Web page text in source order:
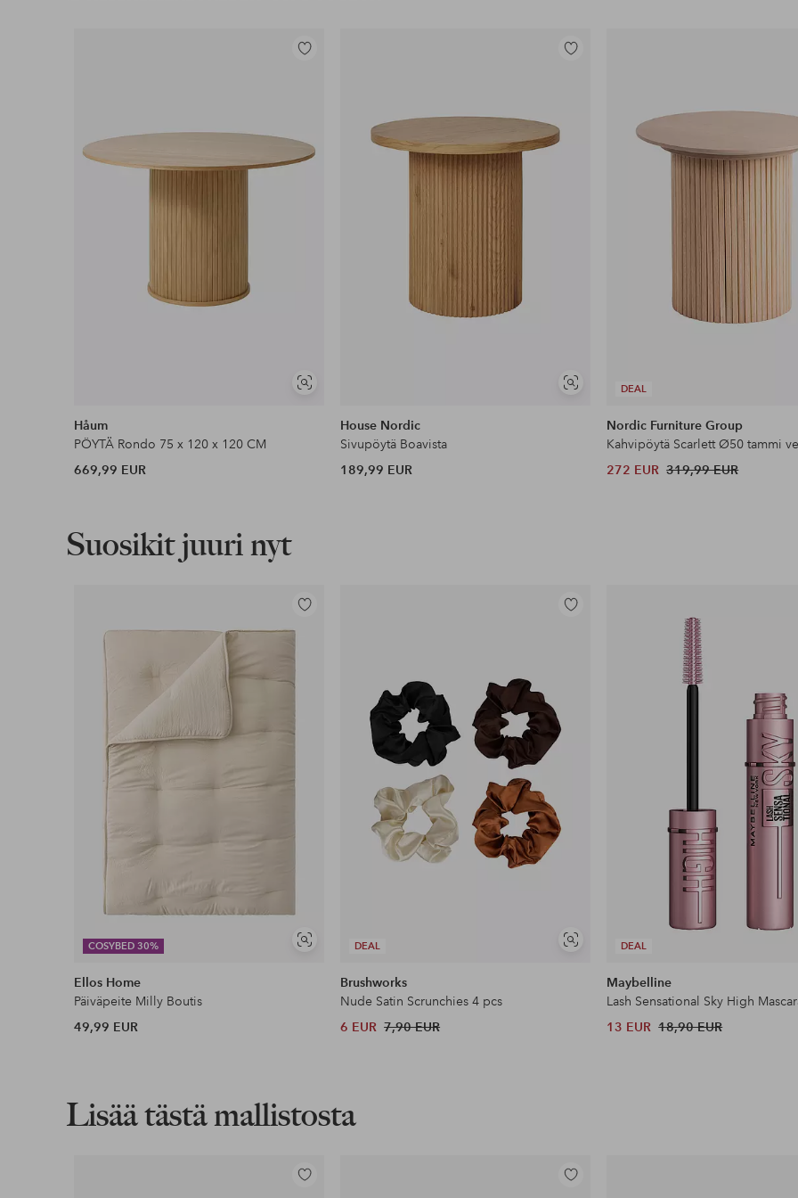
Näytä
Lisää
Håum
PÖYTÄ Rondo 75 x 120 x 120 CM
669,99 EUR
Näytä
Lisää
House Nordic
Sivupöytä Boavista
189,99 EUR
DEAL
Nordic Furniture Group
272 EUR 319,99 EUR
Suosikit juuri nyt
COSYBED 30%
Näytä
Lisää
suosikkeihin
Ellos Home
Päiväpeite Milly Boutis
49,99 EUR
DEAL
Näytä
Lisää
Brushworks
Nude Satin Scrunchies 4 pcs
6 EUR 7,90 EUR
DEAL
Maybelline
Lash Sensational Sky High
13 EUR 18,90 EUR
Lisää tästä mallistosta
Lisää
Lisää